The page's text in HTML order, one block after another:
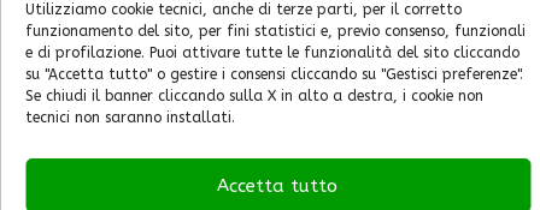
Utilizziamo cookie tecnici, anche di terze parti, per il corretto
funzionamento del sito, per fini statistici e, previo consenso, funzionali
e di profilazione. Puoi attivare tutte le funzionalità del sito cliccando
su "Accetta tutto" o gestire i consensi cliccando su "Gestisci preferenze".
Se chiudi il banner cliccando sulla X in alto a destra, i cookie non
tecnici non saranno installati.
Accetta tutto
Cookie Policy (UE)
Feste e sagre
Home